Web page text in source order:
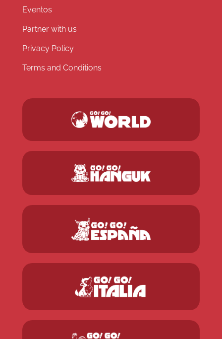
Eventos
Partner with us
Privacy Policy
Terms and Conditions